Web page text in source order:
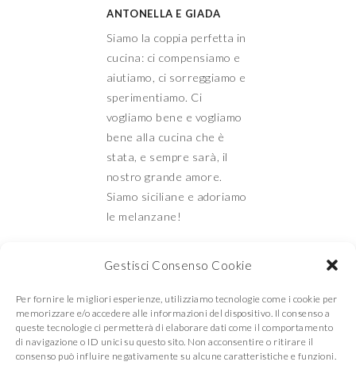
Gestisci Consenso Cookie
Per fornire le migliori esperienze, utilizziamo tecnologie come i cookie per
memorizzare e/o accedere alle informazioni del dispositivo. Il consenso a
queste tecnologie ci permetterà di elaborare dati come il comportamento
di navigazione o ID unici su questo sito. Non acconsentire o ritirare il
consenso può influire negativamente su alcune caratteristiche e funzioni.
ANTONELLA E GIADA
Siamo la coppia perfetta in
cucina: ci compensiamo e
aiutiamo, ci sorreggiamo e
sperimentiamo. Ci
vogliamo bene e vogliamo
bene alla cucina che è
stata, e sempre sarà, il
nostro grande amore.
Siamo siciliane e adoriamo
le melanzane!
Mamma e Figlia in